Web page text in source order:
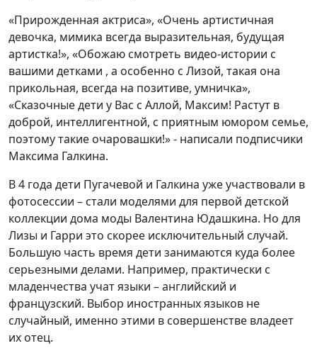
«Прирожденная актриса», «Очень артистичная
девочка, мимика всегда выразительная, будущая
артистка!», «Обожаю смотреть видео-истории с
вашими детками , а особенно с Лизой, такая она
прикольная, всегда на позитиве, умничка»,
«Сказочные дети у Вас с Аллой, Максим! Растут в
доброй, интеллигентной, с приятным юмором семье,
поэтому такие очаровашки!» - написали подписчики
Максима Галкина.
В 4 года дети Пугачевой и Галкина уже участвовали в
фотосессии – стали моделями для первой детской
коллекции дома моды Валентина Юдашкина. Но для
Лизы и Гарри это скорее исключительный случай.
Большую часть время дети занимаются куда более
серьезными делами. Например, практически с
младенчества учат языки – английский и
французский. Выбор иностранных языков не
случайный, именно этими в совершенстве владеет
их отец.